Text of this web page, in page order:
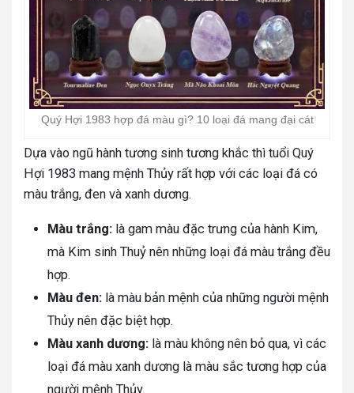
Quý Hợi 1983 hợp đá màu gì? 10 loại đá mang đại cát
Dựa vào ngũ hành tương sinh tương khắc thì tuổi Quý
Hợi 1983 mang mệnh Thủy rất hợp với các loại đá có
màu trắng, đen và xanh dương.
Màu trắng: là gam màu đặc trưng của hành Kim,
mà Kim sinh Thuỷ nên những loại đá màu trắng đều
hợp.
Màu đen: là màu bản mệnh của những người mệnh
Thủy nên đặc biệt hợp.
Màu xanh dương: là màu không nên bỏ qua, vì các
loại đá màu xanh dương là màu sắc tương hợp của
người mệnh Thủy.